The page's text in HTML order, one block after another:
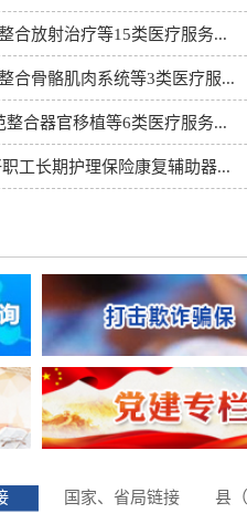
合放射治疗等15类医疗服务...
合骨骼肌肉系统等3类医疗服...
合器官移植等6类医疗服务...
工长期护理保险康复辅助器...
期护理保险失能等级评估工...
国家、省局链接
县